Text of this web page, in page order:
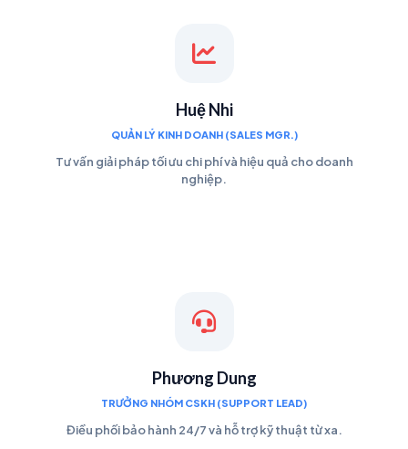
Huệ Nhi
QUẢN LÝ KINH DOANH (SALES MGR.)
Tư vấn giải pháp tối ưu chi phí và hiệu quả cho doanh
nghiệp.
Phương Dung
TRƯỞNG NHÓM CSKH (SUPPORT LEAD)
Điều phối bảo hành 24/7 và hỗ trợ kỹ thuật từ xa.